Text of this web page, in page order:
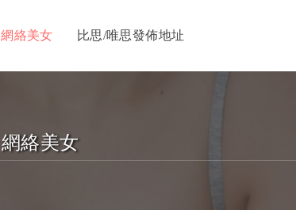
網絡美女 比思/唯思發佈地址
網絡美女